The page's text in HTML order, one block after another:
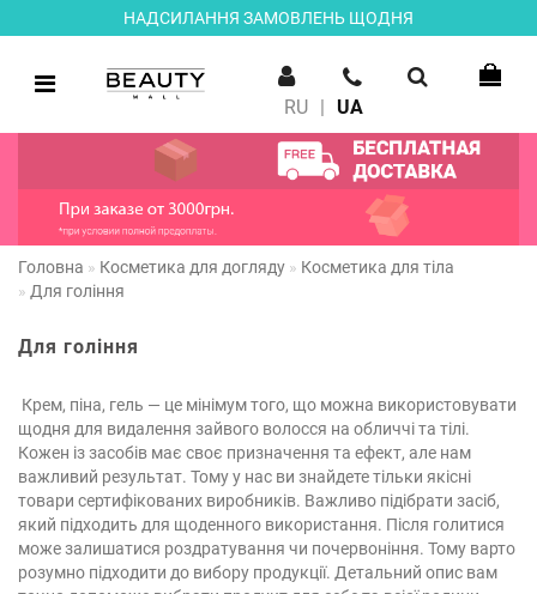
НАДСИЛАННЯ ЗАМОВЛЕНЬ ЩОДНЯ
RU | UA
Головна Косметика для догляду
Косметика для тіла
Для гоління
Для гоління
Крем, піна, гель — це мінімум того, що можна використовувати
щодня для видалення зайвого волосся на обличчі та тілі.
Кожен із засобів має своє призначення та ефект, але нам
важливий результат. Тому у нас ви знайдете тільки якісні
товари сертифікованих виробників. Важливо підібрати засіб,
який підходить для щоденного використання. Після голитися
може залишатися роздратування чи почервоніння. Тому варто
розумно підходити до вибору продукції. Детальний опис вам